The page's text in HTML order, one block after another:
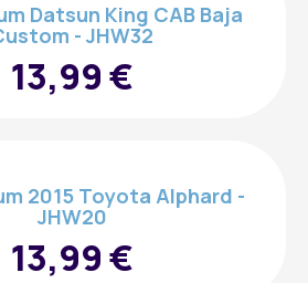
Datsun King CAB Baja
- JHW32
13,99 €
2015 Toyota Alphard -
JHW20
13,99 €